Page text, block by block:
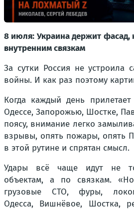
8 июля: Украина держит фасад,
внутренним связкам
За сутки Россия не
войны. И как раз поэтому
Когда каждый день
Одессе, Запорожью, Шостке,
поясу, внимание легко
взрывы, опять пожары, опять
в этой рутине и спрятан смысл.
Удары всё чаще идут не
объектам, а по связкам.
грузовые СТО, фуры,
Одесса, Вишнёвое, Шостка,